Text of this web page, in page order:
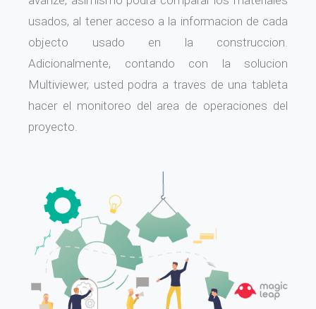
usados, al tener acceso a la informacion de cada
objecto usado en la construccion.
Adicionalmente, contando con la solucion
Multiviewer, usted podra a traves de una tableta
hacer el monitoreo del area de operaciones del
proyecto.